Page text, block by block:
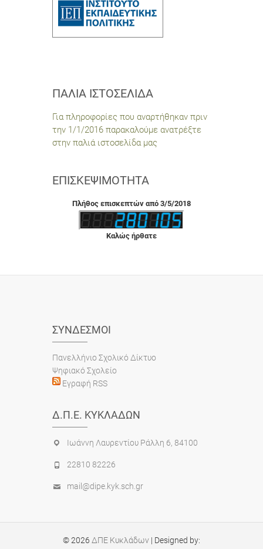
ΠΑΛΙΆ ΙΣΤΟΣΕΛΊΔΑ
Για πληροφορίες που αναρτήθηκαν πριν
την 1/1/2016 παρακαλούμε ανατρέξτε
στην παλιά ιστοσελίδα μας
ΕΠΙΣΚΕΨΙΜΌΤΗΤΑ
Πλήθος επισκεπτών από 3/5/2018
Καλώς ήρθατε
ΣΎΝΔΕΣΜΟΙ
Πανελλήνιο Σχολικό Δίκτυο
Ψηφιακό Σχολείο
Εγραφή RSS
Δ.Π.Ε. ΚΥΚΛΆΔΩΝ
Ιωάννη Λαυρεντίου Ράλλη 6, 84100
22810 82226
mail@dipe.kyk.sch.gr
© 2026 ΔΠΕ Κυκλάδων | Designed by: